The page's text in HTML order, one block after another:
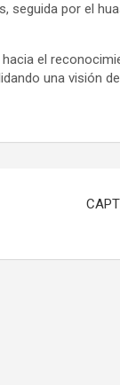
seguida por el
el
una visión